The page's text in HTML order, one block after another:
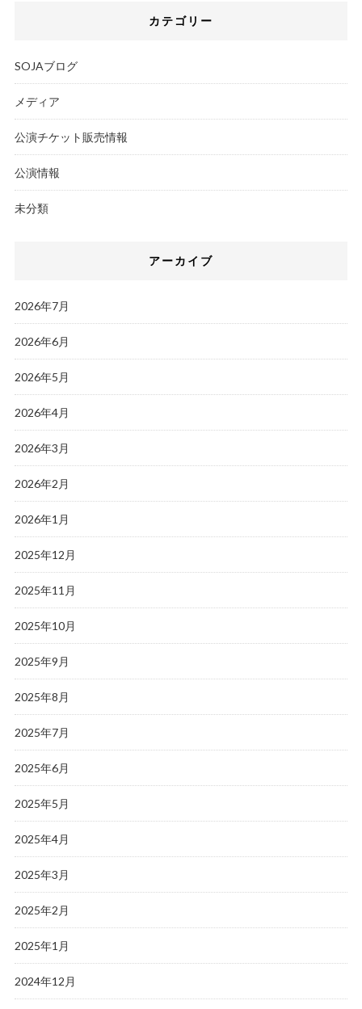
カテゴリー
SOJAブログ
メディア
公演チケット販売情報
公演情報
未分類
アーカイブ
2026年7月
2026年6月
2026年5月
2026年4月
2026年3月
2026年2月
2026年1月
2025年12月
2025年11月
2025年10月
2025年9月
2025年8月
2025年7月
2025年6月
2025年5月
2025年4月
2025年3月
2025年2月
2025年1月
2024年12月